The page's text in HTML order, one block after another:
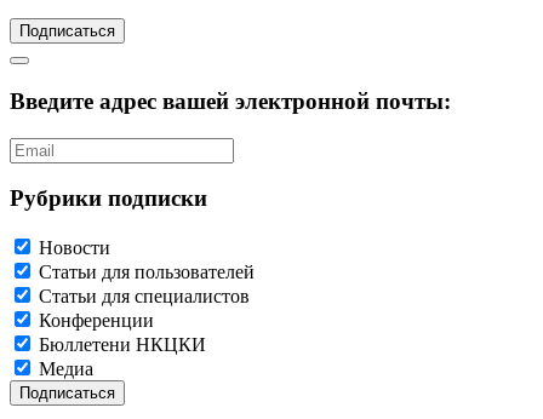
Подписаться
Введите адрес вашей электронной почты:
Рубрики подписки
Новости
Статьи для пользователей
Статьи для специалистов
Конференции
Бюллетени НКЦКИ
Медиа